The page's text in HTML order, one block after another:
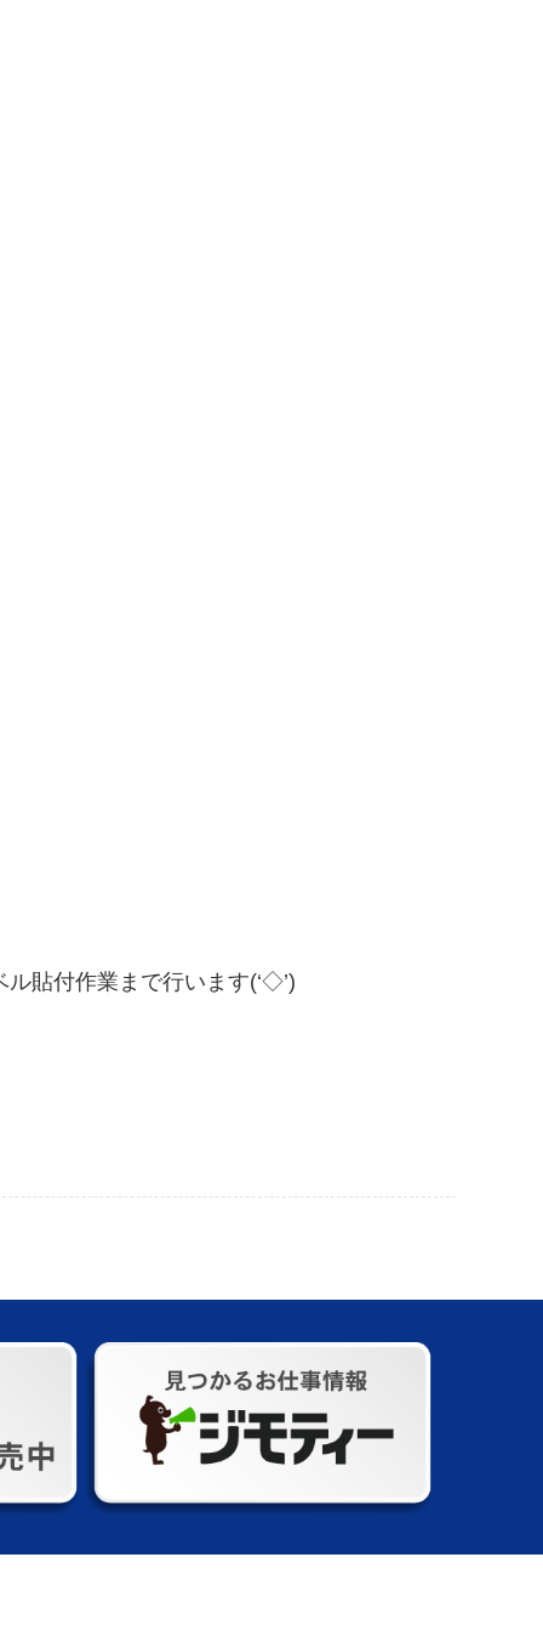
貼付作業まで行います(‘◇’)ゞ